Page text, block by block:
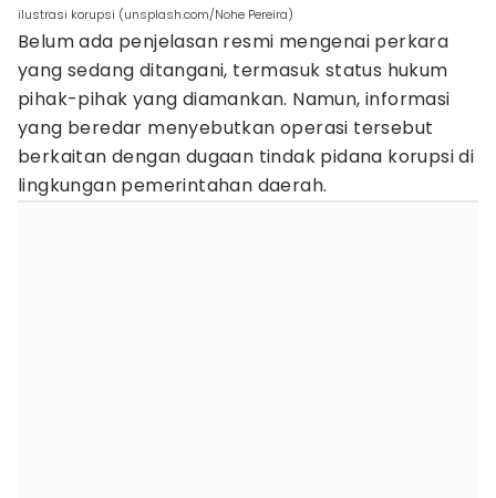
ilustrasi korupsi (unsplash.com/Nohe Pereira)
Belum ada penjelasan resmi mengenai perkara
yang sedang ditangani, termasuk status hukum
pihak-pihak yang diamankan. Namun, informasi
yang beredar menyebutkan operasi tersebut
berkaitan dengan dugaan tindak pidana korupsi di
lingkungan pemerintahan daerah.